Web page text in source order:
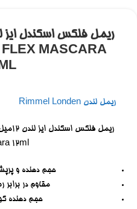
MASCARA
ریمل لندن Rimmel Londen
12ml
حجم دهنده و
مقاوم در
حجم دهنده